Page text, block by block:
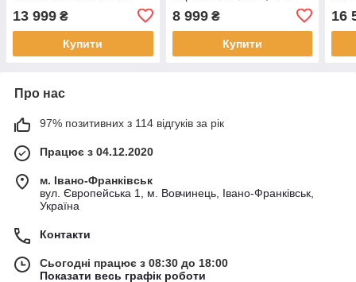
13 999 ₴
Купити
8 999₴
Купити
16
Про нас
97% позитивних з 114 відгуків за рік
Працює з 04.12.2020
м. Івано-Франківськ
вул. Європейська 1, м. Вовчинець, Івано-Франківськ,
Україна
Контакти
Сьогодні працює з 08:30 до 18:00
Показати весь графік роботи